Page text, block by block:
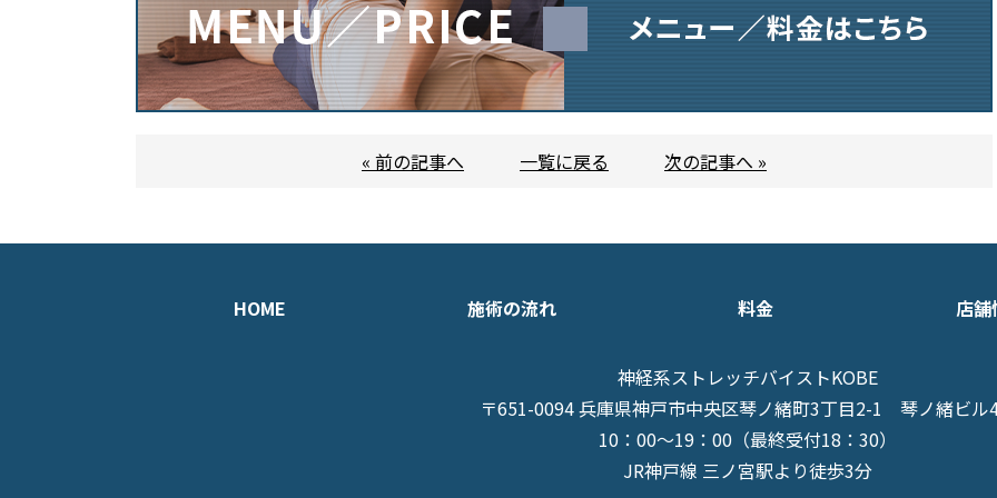
« 前の記事へ 一覧に戻る 次の記事へ »
HOME 施術の流れ 料金 店舗
神経系ストレッチバイストKOBE
〒651-0094 兵庫県神戸市中央区琴ノ緒町3丁目2-1 琴ノ緒ビル
10：00～19：00（最終受付18：30）
JR神戸線 三ノ宮駅より徒歩3分